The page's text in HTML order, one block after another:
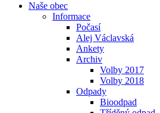
Naše obec
Informace
Počasí
Alej Václavská
Ankety
Archiv
Volby 2017
Volby 2018
Odpady
Bioodpad